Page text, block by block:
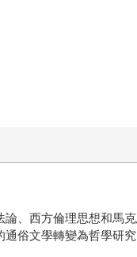
、西方倫理思想和馬
俗文學轉變為哲學研究